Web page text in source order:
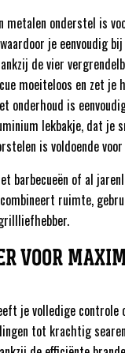
onderstel is
je eenvoudig
de vier
moeiteloos en zet je
onderhoud is
lekbakje, dat je
is voldoende
barbecueën of al
ruimte,
VOOR
je volledige controle
tot krachtig